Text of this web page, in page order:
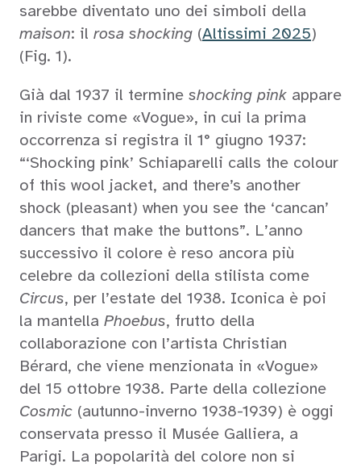
sarebbe diventato uno dei simboli della
maison: il rosa shocking (Altissimi 2025)
(Fig. 1).
Già dal 1937 il termine shocking pink appare
in riviste come «Vogue», in cui la prima
occorrenza si registra il 1° giugno 1937:
“‘Shocking pink’ Schiaparelli calls the colour
of this wool jacket, and there’s another
shock (pleasant) when you see the ‘cancan’
dancers that make the buttons”. L’anno
successivo il colore è reso ancora più
celebre da collezioni della stilista come
Circus, per l’estate del 1938. Iconica è poi
la mantella Phoebus, frutto della
collaborazione con l’artista Christian
Bérard, che viene menzionata in «Vogue»
del 15 ottobre 1938. Parte della collezione
Cosmic (autunno-inverno 1938-1939) è oggi
conservata presso il Musée Galliera, a
Parigi. La popolarità del colore non si